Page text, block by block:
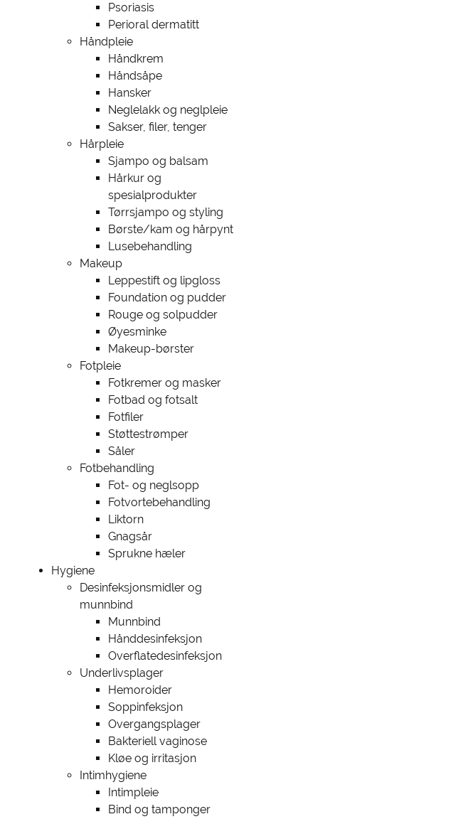
Psoriasis
Perioral dermatitt
Håndpleie
Håndkrem
Håndsåpe
Hansker
Neglelakk og neglpleie
Sakser, filer, tenger
Hårpleie
Sjampo og balsam
Hårkur og
spesialprodukter
Tørrsjampo og styling
Børste/kam og hårpynt
Lusebehandling
Makeup
Leppestift og lipgloss
Foundation og pudder
Rouge og solpudder
Øyesminke
Makeup-børster
Fotpleie
Fotkremer og masker
Fotbad og fotsalt
Fotfiler
Støttestrømper
Såler
Fotbehandling
Fot- og neglsopp
Fotvortebehandling
Liktorn
Gnagsår
Sprukne hæler
Hygiene
Desinfeksjonsmidler og
munnbind
Munnbind
Hånddesinfeksjon
Overflatedesinfeksjon
Underlivsplager
Hemoroider
Soppinfeksjon
Overgangsplager
Bakteriell vaginose
Kløe og irritasjon
Intimhygiene
Intimpleie
Bind og tamponger